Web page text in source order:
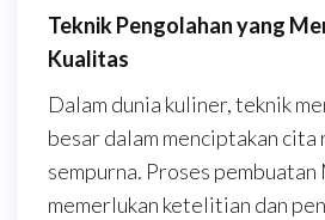
Teknik Pengolahan yang
Kualitas
Dalam dunia kuliner, teknik
besar dalam menciptakan cita
sempurna. Proses pembuatan
memerlukan ketelitian dan